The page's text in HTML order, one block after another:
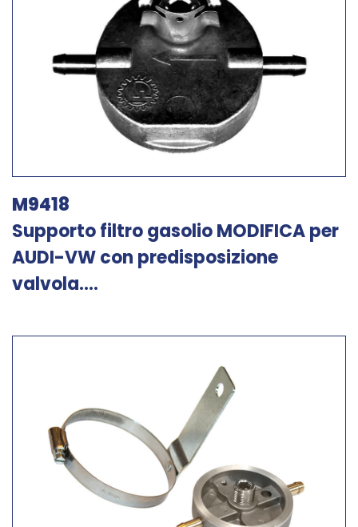
M9418
Supporto filtro gasolio MODIFICA per
AUDI-VW con predisposizione
valvola....